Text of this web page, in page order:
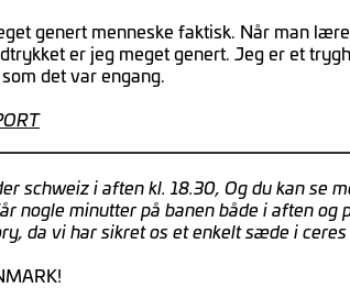
genert menneske faktisk. Når man
er jeg meget genert. Jeg er et
det var engang.
schweiz i aften kl. 18.30, Og du kan se
nogle minutter på banen både i aften
da vi har sikret os et enkelt sæde i